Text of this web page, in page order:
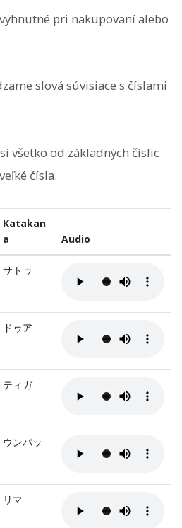
pri nakupovaní alebo
slová súvisiace s číslami
všetko od základných číslic
čísla.
Katakan
a
Audio
サトゥ
ドゥア
ティガ
ウンパッ
リマ